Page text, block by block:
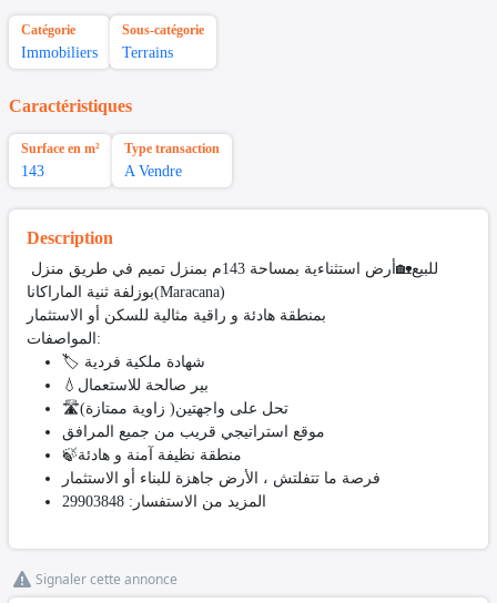
Catégorie
Immobiliers
Sous-catégorie
Terrains
Caractéristiques
Surface en m²
143
Type transaction
A Vendre
Description
بوزلفة ثنية الماراكانا(Maracana)
بمنطقة هادئة و راقية مثالية للسكن أو الاستثمار
المواصفات:
🏷️ شهادة ملكية فردية
💧بير صالحة للاستعمال
🛣️تحل على واجهتين( زاوية ممتازة)
موقع استراتيجي قريب من جميع المرافق
🍃منطقة نظيفة آمنة و هادئة
فرصة ما تتفلتش ، الأرض جاهزة للبناء أو الاستثمار
المزيد من الاستفسار: 29903848
Signaler cette annonce